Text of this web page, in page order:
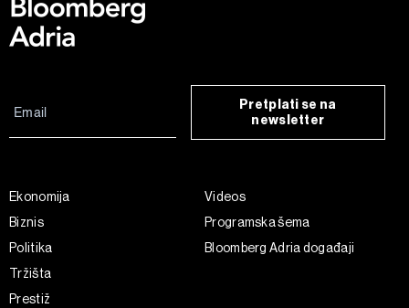
Pretplati se na
newsletter
Ekonomija
Biznis
Politika
Tržišta
Prestiž
Videos
Programska šema
Bloomberg Adria događaji